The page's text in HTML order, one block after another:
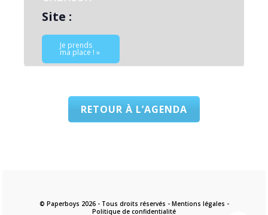
Site :
Je prends
ma place ! »
RETOUR À L’AGENDA
© Paperboys 2026 - Tous droits réservés - Mentions légales -
Politique de confidentialité